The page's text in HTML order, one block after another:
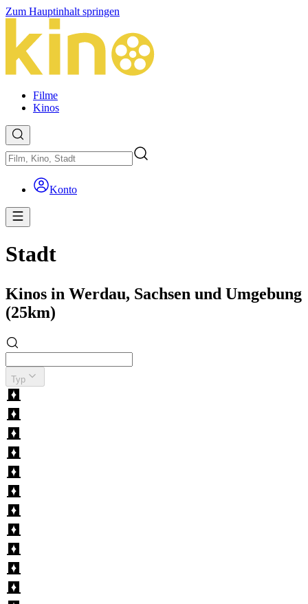
Zum Hauptinhalt springen
Filme
Kinos
Konto
Stadt
Kinos in Werdau, Sachsen und Umgebung
(25km)
Typ